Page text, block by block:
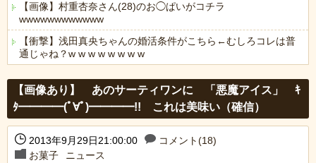
【画像】村重杏奈さん(28)のお◯ぱいがコチラ
wwwwwwwwwwww
【衝撃】浅田真央ちゃんの婚活条件がこちら←むしろコレは普
通じゃね？w w w w w w w w
【画像あり】 あのサーティワンに 「悪魔アイス」 ｷ
ﾀ━━━━(ﾟ∀ﾟ)━━━━!! これは美味い（確信）
2013年9月29日21:00:00
コメント(18)
お菓子
ニュース